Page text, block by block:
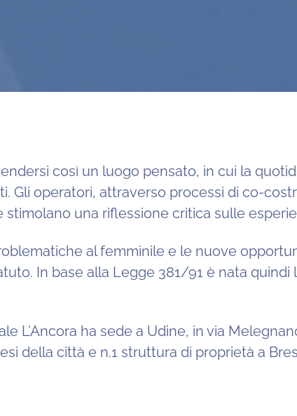
così un luogo pensato, in cui la
Gli operatori, attraverso processi di co-
stimolano una riflessione critica sulle
al femminile e le nuove
In base alla Legge 381/91 è nata
L’Ancora ha sede a Udine, in via
della città e n.1 struttura di proprietà a